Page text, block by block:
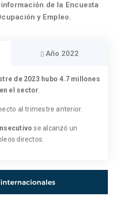
información de la Encuesta
y Empleo.
Año 2022
de 2023 hubo 4.7 millones
el sector.
al trimestre anterior.
se alcanzó un
directos.